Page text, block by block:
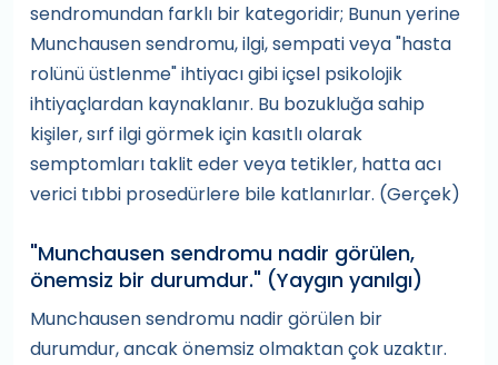
sendromundan farklı bir kategoridir; Bunun yerine
Munchausen sendromu, ilgi, sempati veya "hasta
rolünü üstlenme" ihtiyacı gibi içsel psikolojik
ihtiyaçlardan kaynaklanır. Bu bozukluğa sahip
kişiler, sırf ilgi görmek için kasıtlı olarak
semptomları taklit eder veya tetikler, hatta acı
verici tıbbi prosedürlere bile katlanırlar. (Gerçek)
"Munchausen sendromu nadir görülen,
önemsiz bir durumdur." (Yaygın yanılgı)
Munchausen sendromu nadir görülen bir
durumdur, ancak önemsiz olmaktan çok uzaktır.